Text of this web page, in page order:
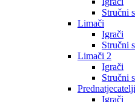
Stručni
Limači
Igrači
Stručni
Limači 2
Igrači
Stručni
Igrači